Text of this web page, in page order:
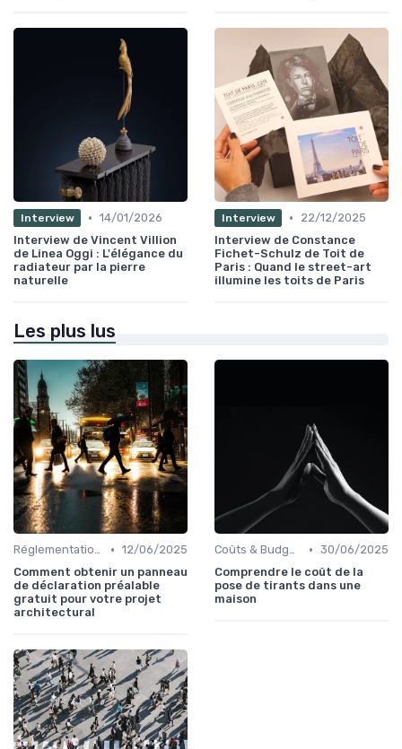
Interview • 14/01/2026
Interview de Vincent Villion
de Linea Oggi : L'élégance du
radiateur par la pierre
naturelle
Interview •
22/12/2025
Interview de Constance
Fichet-Schulz de Toit de
Paris : Quand le street-art
illumine les toits de Paris
Les plus lus
Réglementations & Normes • 12/06/2025
Comment obtenir un panneau
de déclaration préalable
gratuit pour votre projet
architectural
Coûts & Budgets • 30/06/2025
Comprendre le coût de la
pose de tirants dans une
maison